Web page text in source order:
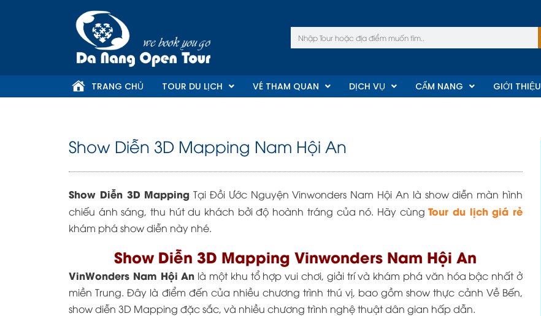
Tìm
kiếm
TRANG CHỦ TOUR DU LỊCH VÉ THAM QUAN DỊCH VỤ CẨM NANG GIỚI THIỆU
Show Diễn 3D Mapping Nam Hội An
Show Diễn 3D Mapping Tại Đồi Ước Nguyện Vinwonders Nam Hội An là show diễn màn hình
chiếu ánh sáng, thu hút du khách bởi độ hoành tráng của nó. Hãy cùngTour du lịch giá rẻ
khám phá show diễn này nhé.
Show Diễn 3D Mapping Vinwonders Nam Hội An
VinWonders Nam Hội An là một khu tổ hợp vui chơi, giải trí và khám phá văn hóa bậc nhất ở
miền Trung. Đây là điểm đến của nhiều chương trình thú vị, bao gồm show thực cảnh Về Bến,
show diễn 3D Mapping đặc sắc, và nhiều chương trình nghệ thuật dân gian hấp dẫn.